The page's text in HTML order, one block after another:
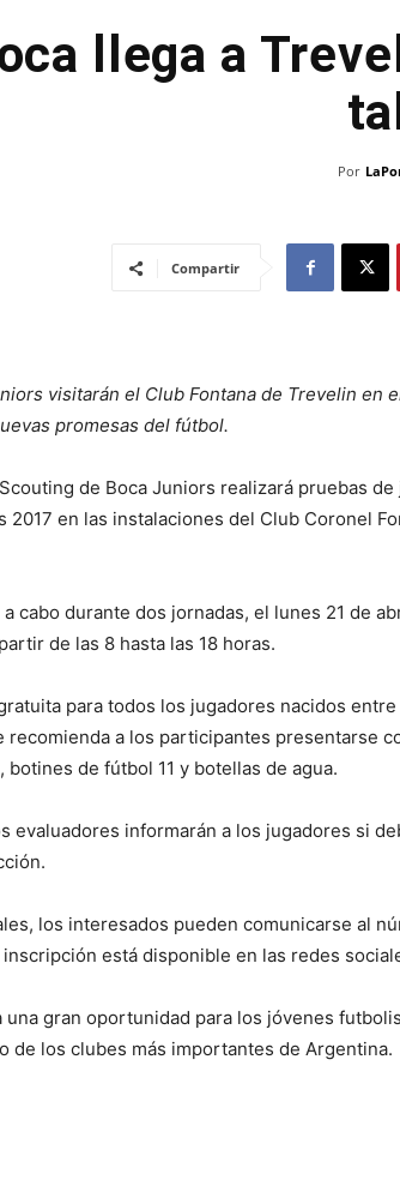
llega a
Por
Compartir
visitarán el Club Fontana de Trevelin en
promesas del fútbol.
de Boca Juniors realizará pruebas
2017 en las instalaciones del Club Coronel
cabo durante dos jornadas, el lunes 21 de
de las 8 hasta las 18 horas.
para todos los jugadores nacidos entre
recomienda a los participantes presentarse
botines de fútbol 11 y botellas de agua.
evaluadores informarán a los jugadores si
los interesados pueden comunicarse al
está disponible en las redes
gran oportunidad para los jóvenes
de los clubes más importantes de Argentina.